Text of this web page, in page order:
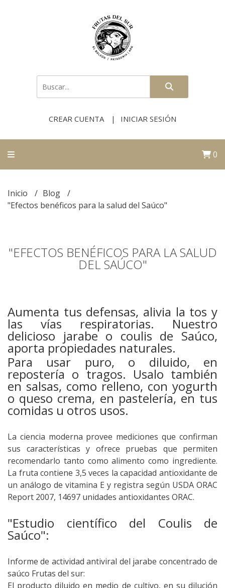
CREAR CUENTA INICIAR SESIÓN
0
Inicio
Blog
"Efectos benéficos para la salud del Saúco"
"EFECTOS BENÉFICOS PARA LA SALUD
DEL SAÚCO"
Aumenta tus defensas, alivia la tos y
las vías respiratorias. Nuestro
delicioso jarabe o coulis de Saúco,
aporta propiedades naturales.
Para usar puro, o diluido, en
repostería o tragos. Usalo también
en salsas, como relleno, con yogurth
o queso crema, en pastelería, en tus
comidas u otros usos.
La ciencia moderna provee mediciones que confirman
sus características y ofrece pruebas que permiten
recomendarlo tanto como alimento como ingrediente.
La fruta contiene 3,5 veces la capacidad antioxidante de
un análogo de vitamina E y registra según USDA ORAC
Report 2007, 14697 unidades antioxidantes ORAC.
"Estudio científico del Coulis de
Saúco":
Informe de actividad antiviral del jarabe concentrado de
saúco Frutas del sur:
El producto diluido en medio de cultivo, en su dilución